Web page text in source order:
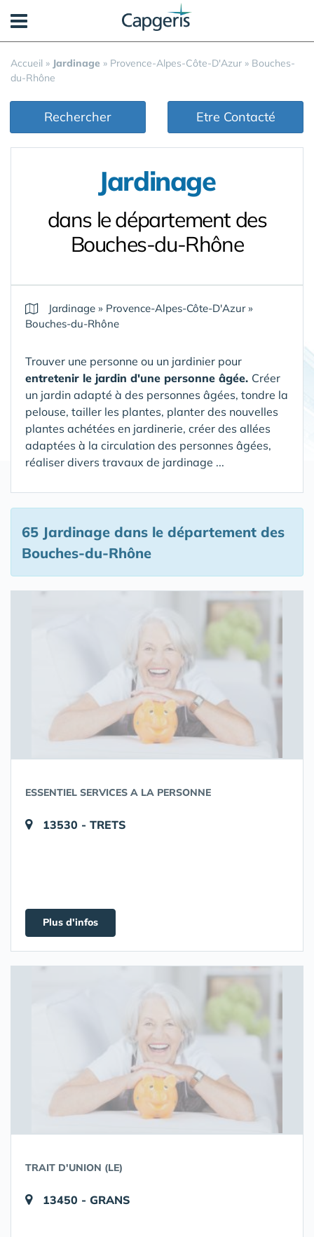
Accueil » Jardinage » Provence-Alpes-Côte-D'Azur » Bouches-
du-Rhône
Rechercher Etre Contacté
Jardinage
dans le département des
Bouches-du-Rhône
Jardinage » Provence-Alpes-Côte-D'Azur»
Bouches-du-Rhône
Trouver une personne ou un jardinier pour
entretenir le jardin d'une personne âgée. Créer
un jardin adapté à des personnes âgées, tondre la
pelouse, tailler les plantes, planter des nouvelles
plantes achétées en jardinerie, créer des allées
adaptées à la circulation des personnes âgées,
réaliser divers travaux de jardinage ...
65 Jardinage dans le département des
Bouches-du-Rhône
ESSENTIEL SERVICES A LA PERSONNE
13530 - TRETS
Plus d'infos
TRAIT D'UNION (LE)
13450 - GRANS